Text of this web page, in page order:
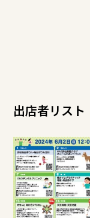
出店者リスト